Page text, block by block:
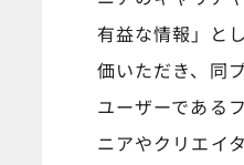
有益な情報」と
価いただき、同
ユーザーである
ニアやクリエイ